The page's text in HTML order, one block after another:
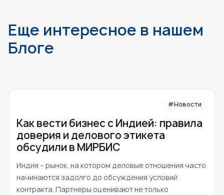
Еще интересное в нашем
Блоге
#Новости
Как вести бизнес с Индией: правила
доверия и делового этикета
обсудили в МИРБИС
Индия – рынок, на котором деловые отношения часто
начинаются задолго до обсуждения условий
контракта. Партнеры оценивают не только